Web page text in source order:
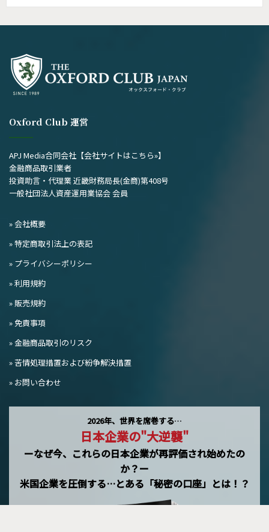
の
Oxford Club 運営
APJ Media合同会社 【会社サイトはこちら»】
金融商品取引業者
投資助言・代理業 近畿財務局長(金商)第408号
一般社団法人資産運用業協会 会員
» 会社概要
» 特定商取引法上の表記
» プライバシーポリシー
» 利用規約
» 販売規約
» 免責事項
» 金融商品取引のリスク
» 苦情処理措置および紛争解決措置
» お問い合わせ
2026年、世界を席巻する…
日本企業の"大逆襲"
ーなぜ今、これらの日本企業が再評価され始めたの
か？ー
米国企業を圧倒する…とある「秘密の口座」とは！？